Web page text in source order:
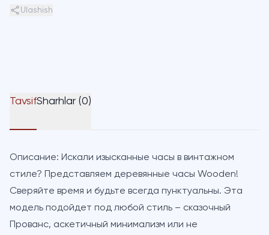
Ulashish
TavsifSharhlar (0)
Описание: Искали изысканные часы в винтажном
стиле? Представляем деревянные часы Wooden!
Сверяйте время и будьте всегда пунктуальны. Эта
модель подойдет под любой стиль – сказочный
Прованс, аскетичный минимализм или не